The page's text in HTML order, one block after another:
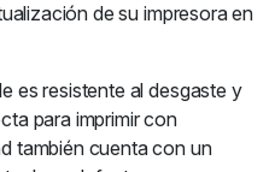
de su impresora en
es resistente al desgaste y
para imprimir con
también cuenta con un